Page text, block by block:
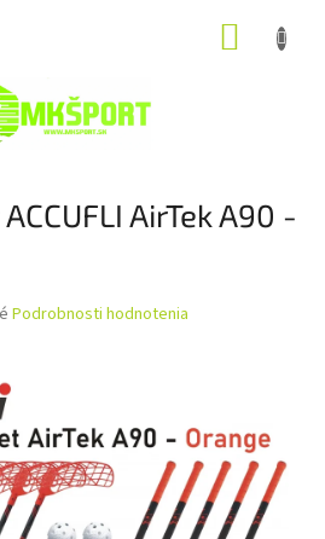
AirTek A90 -
Podrobnosti hodnotenia